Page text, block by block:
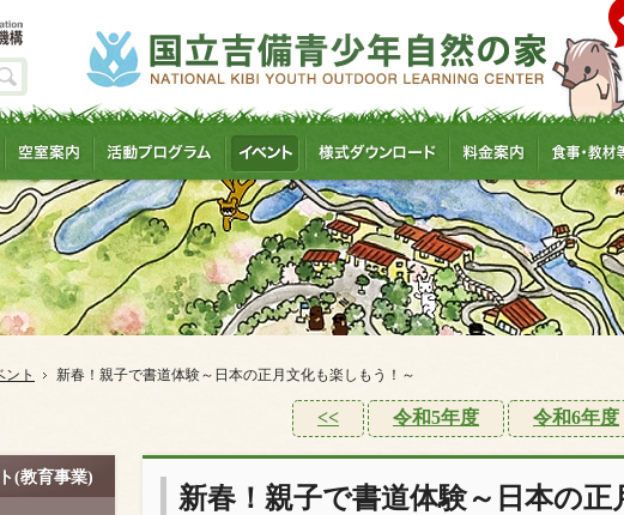
ント 新春！親子で書道体験～日本の正月文化も楽しもう！～
<< 令和5年度 令和6年度
新春！親子で書道体験～日本の正
(教育事業)